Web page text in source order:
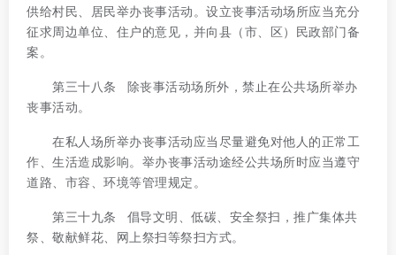
供给村民、居民举办丧事活动。设立丧事活动场所应当充分
征求周边单位、住户的意见，并向县（市、区）民政部门备
案。
第三十八条 除丧事活动场所外，禁止在公共场所举办
丧事活动。
在私人场所举办丧事活动应当尽量避免对他人的正常工
作、生活造成影响。举办丧事活动途经公共场所时应当遵守
道路、市容、环境等管理规定。
第三十九条 倡导文明、低碳、安全祭扫，推广集体共
祭、敬献鲜花、网上祭扫等祭扫方式。